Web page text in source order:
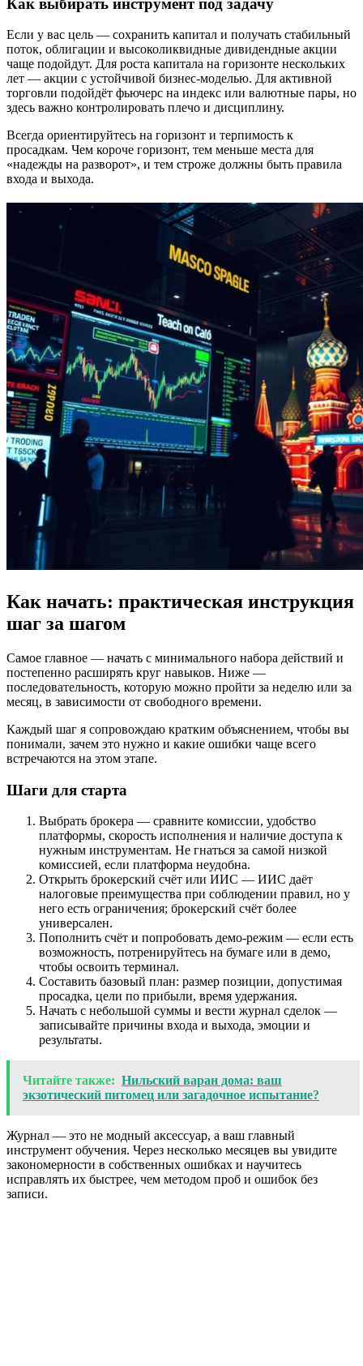
Если у вас цель — сохранить капитал и получать стабильный
поток, облигации и высоколиквидные дивидендные акции
чаще подойдут. Для роста капитала на горизонте нескольких
лет — акции с устойчивой бизнес-моделью. Для активной
торговли подойдёт фьючерс на индекс или валютные пары, но
здесь важно контролировать плечо и дисциплину.
Всегда ориентируйтесь на горизонт и терпимость к
просадкам. Чем короче горизонт, тем меньше места для
«надежды на разворот», и тем строже должны быть правила
входа и выхода.
Как начать: практическая инструкция
шаг за шагом
Самое главное — начать с минимального набора действий и
постепенно расширять круг навыков. Ниже —
последовательность, которую можно пройти за неделю или за
месяц, в зависимости от свободного времени.
Каждый шаг я сопровождаю кратким объяснением, чтобы вы
понимали, зачем это нужно и какие ошибки чаще всего
встречаются на этом этапе.
Шаги для старта
Выбрать брокера — сравните комиссии, удобство
платформы, скорость исполнения и наличие доступа к
нужным инструментам. Не гнаться за самой низкой
комиссией, если платформа неудобна.
Открыть брокерский счёт или ИИС — ИИС даёт
налоговые преимущества при соблюдении правил, но у
него есть ограничения; брокерский счёт более
универсален.
Пополнить счёт и попробовать демо-режим — если есть
возможность, потренируйтесь на бумаге или в демо,
чтобы освоить терминал.
Составить базовый план: размер позиции, допустимая
просадка, цели по прибыли, время удержания.
Начать с небольшой суммы и вести журнал сделок —
записывайте причины входа и выхода, эмоции и
результаты.
Читайте также: Нильский варан дома: ваш
экзотический питомец или загадочное испытание?
Журнал — это не модный аксессуар, а ваш главный
инструмент обучения. Через несколько месяцев вы увидите
закономерности в собственных ошибках и научитесь
исправлять их быстрее, чем методом проб и ошибок без
записи.